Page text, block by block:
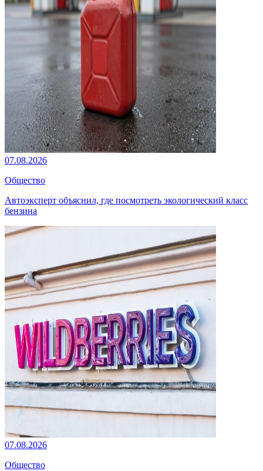
07.08.2026
Общество
Автоэксперт объяснил, где посмотреть экологический класс
бензина
07.08.2026
Общество